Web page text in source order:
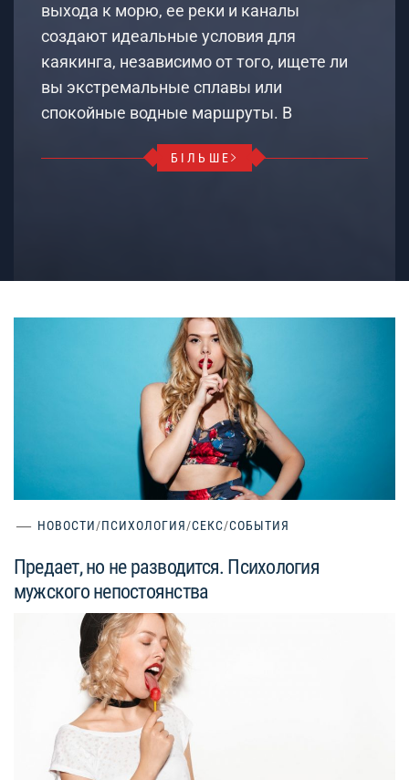
выхода к морю, ее реки и каналы
создают идеальные условия для
каякинга, независимо от того, ищете ли
вы экстремальные сплавы или
спокойные водные маршруты. В
БІЛЬШЕ
НОВОСТИ/ПСИХОЛОГИЯ/СЕКС/СОБЫТИЯ
Предает, но не разводится. Психология
мужского непостоянства